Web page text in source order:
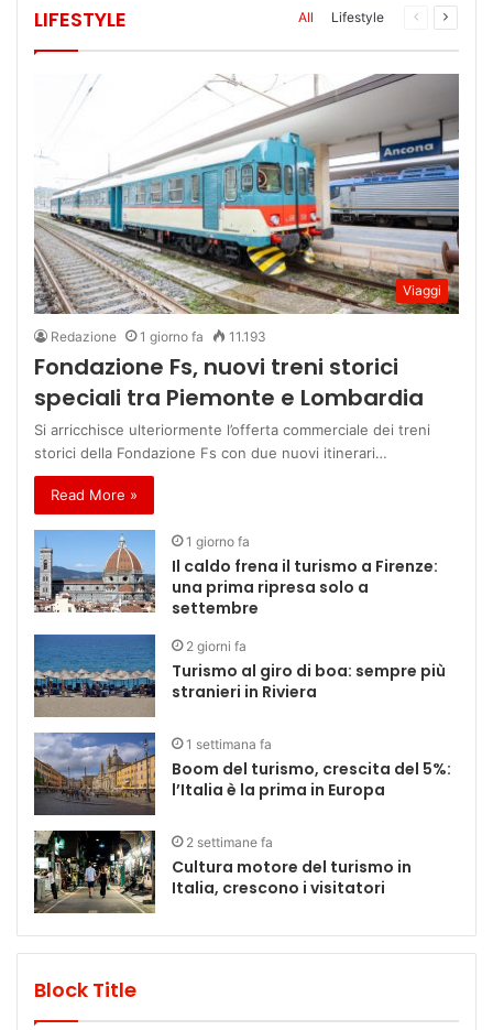
LIFESTYLE All Lifestyle
Pagina
Viaggi
Redazione 1 giorno fa 11.193
Fondazione Fs, nuovi treni storici
speciali tra Piemonte e Lombardia
Si arricchisce ulteriormente l’offerta commerciale dei treni
storici della Fondazione Fs con due nuovi itinerari…
Read More »
1 giorno fa
Il caldo frena il turismo a Firenze:
una prima ripresa solo a
settembre
2 giorni fa
Turismo al giro di boa: sempre più
stranieri in Riviera
1 settimana fa
Boom del turismo, crescita del 5%:
l’Italia è la prima in Europa
2 settimane fa
Cultura motore del turismo in
Italia, crescono i visitatori
Block Title